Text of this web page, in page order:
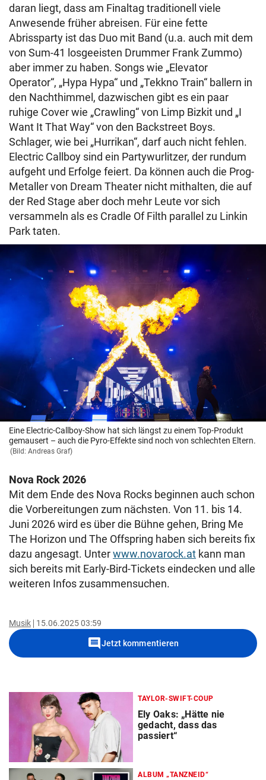
daran liegt, dass am Finaltag traditionell viele
Anwesende früher abreisen. Für eine fette
Abrissparty ist das Duo mit Band (u.a. auch mit dem
von Sum-41 losgeeisten Drummer Frank Zummo)
aber immer zu haben. Songs wie „Elevator
Operator“, „Hypa Hypa“ und „Tekkno Train“ ballern in
den Nachthimmel, dazwischen gibt es ein paar
ruhige Cover wie „Crawling“ von Limp Bizkit und „I
Want It That Way“ von den Backstreet Boys.
Schlager, wie bei „Hurrikan“, darf auch nicht fehlen.
Electric Callboy sind ein Partywurlitzer, der rundum
aufgeht und Erfolge feiert. Da können auch die Prog-
Metaller von Dream Theater nicht mithalten, die auf
der Red Stage aber doch mehr Leute vor sich
versammeln als es Cradle Of Filth parallel zu Linkin
Park taten.
Eine Electric-Callboy-Show hat sich längst zu einem Top-Produkt
gemausert – auch die Pyro-Effekte sind noch von schlechten Eltern.
(Bild: Andreas Graf)
Nova Rock 2026
Mit dem Ende des Nova Rocks beginnen auch schon
die Vorbereitungen zum nächsten. Von 11. bis 14.
Juni 2026 wird es über die Bühne gehen, Bring Me
The Horizon und The Offspring haben sich bereits fix
dazu angesagt. Unterwww.novarock.at kann man
sich bereits mit Early-Bird-Tickets eindecken und alle
weiteren Infos zusammensuchen.
Musik 15.06.2025 03:59
commentJetzt kommentieren
TAYLOR-SWIFT-COUP
Ely Oaks: „Hätte nie
gedacht, dass das
passiert“
ALBUM „TANZNEID“